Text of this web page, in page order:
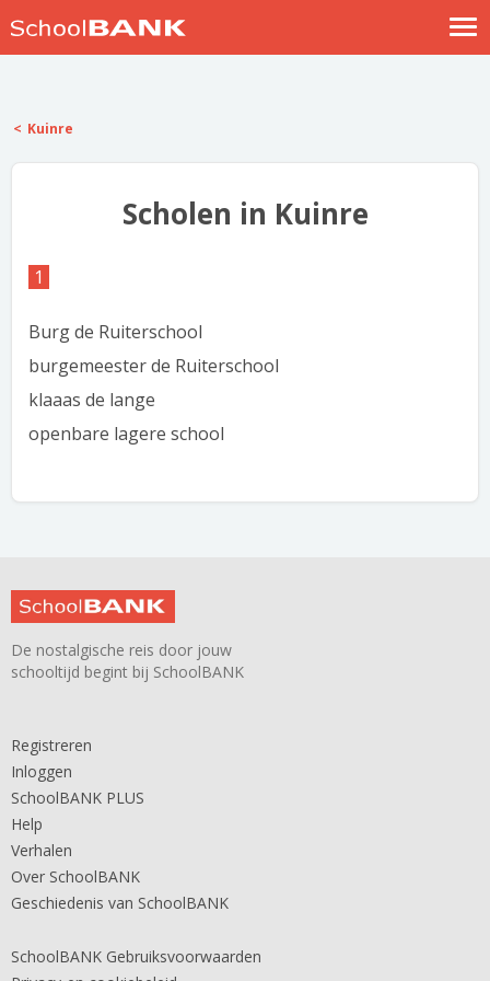
Help
Kuinre
Scholen in Kuinre
1
Burg de Ruiterschool
burgemeester de Ruiterschool
klaaas de lange
openbare lagere school
De nostalgische reis door jouw
schooltijd begint bij SchoolBANK
Registreren
Inloggen
SchoolBANK PLUS
Help
Verhalen
Over SchoolBANK
Geschiedenis van SchoolBANK
SchoolBANK Gebruiksvoorwaarden